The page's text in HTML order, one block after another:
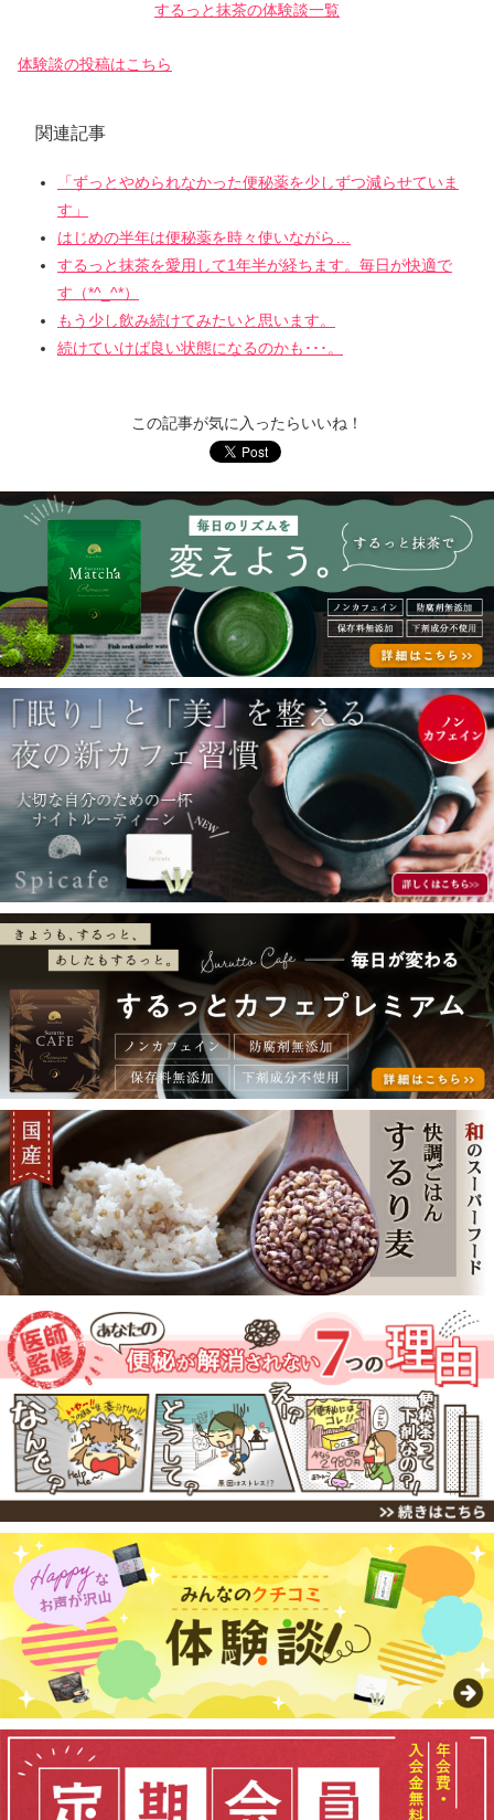
するっと抹茶の体験談一覧
体験談の投稿はこちら
関連記事
「ずっとやめられなかった便秘薬を少しずつ減らせていま
す」
はじめの半年は便秘薬を時々使いながら…
するっと抹茶を愛用して1年半が経ちます。毎日が快適で
す（*^_^*）
もう少し飲み続けてみたいと思います。
続けていけば良い状態になるのかも･･･。